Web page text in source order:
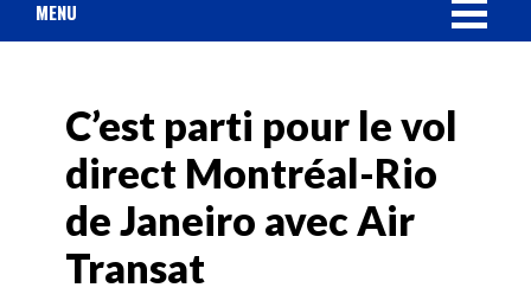
Français
MENU
FORFAIT VACANCES
CROISIÈRES
HOTELS & RESORTS
C’est parti pour le vol
direct Montréal-Rio
de Janeiro avec Air
Transat